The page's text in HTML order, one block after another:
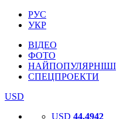
РУС
УКР
ВІДЕО
ФОТО
НАЙПОПУЛЯРНІШІ
СПЕЦПРОЕКТИ
USD
USD 44.4942